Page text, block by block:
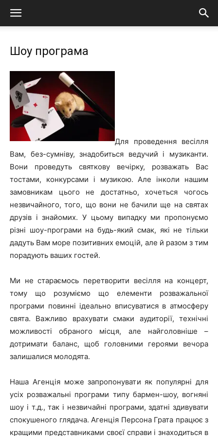
Шоу програма
Для проведення весілля
Вам, без-сумніву, знадобиться ведучий і музиканти.
Вони проведуть святкову вечірку, розважать Вас
тостами, конкурсами і музикою. Але інколи нашим
замовникам цього не достатньо, хочеться чогось
незвичайного, того, що вони не бачили ще на святах
друзів і знайомих. У цьому випадку ми пропонуємо
різні шоу-програми на будь-який смак, які не тільки
дадуть Вам море позитивних емоцій, але й разом з тим
порадують ваших гостей.
Ми не стараємось перетворити весілля на концерт,
тому що розуміємо що елементи розважальної
програми повинні ідеально вписуватися в атмосферу
свята. Важливо врахувати смаки аудиторії, технічні
можливості обраного місця, але найголовніше –
дотримати баланс, щоб головними героями вечора
залишалися молодята.
Наша Агенція може запропонувати як популярні для
усіх розважальні програми типу бармен-шоу, вогняні
шоу і т.д., так і незвичайні програми, здатні здивувати
спокушеного глядача. Агенція Персона Грата працює з
кращими представниками своєї справи і знаходиться в